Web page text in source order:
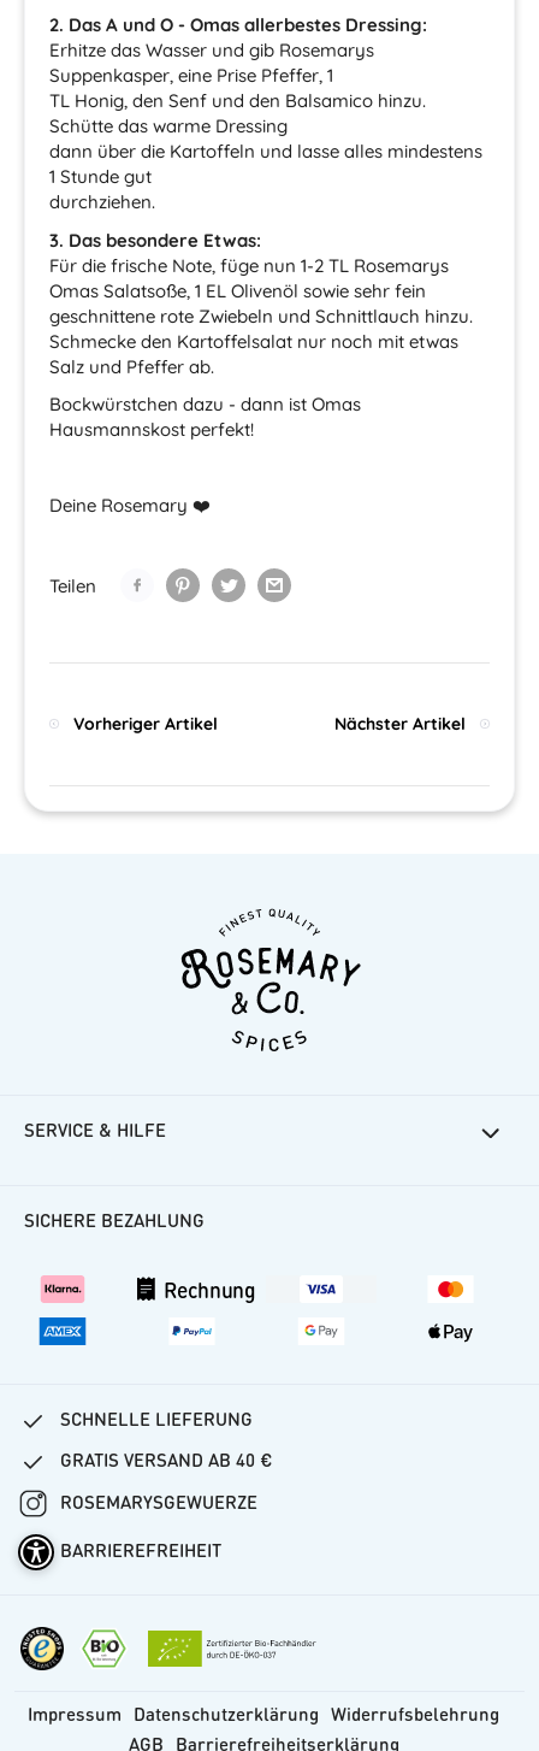
2. Das A und O - Omas allerbestes Dressing:
Erhitze das Wasser und gib Rosemarys
Suppenkasper, eine Prise Pfeffer, 1
TL Honig, den Senf und den Balsamico hinzu.
Schütte das warme Dressing
dann über die Kartoffeln und lasse alles mindestens
1 Stunde gut
durchziehen.
3. Das besondere Etwas:
Für die frische Note, füge nun 1-2 TL Rosemarys
Omas Salatsoße, 1 EL Olivenöl sowie sehr fein
geschnittene rote Zwiebeln und Schnittlauch hinzu.
Schmecke den Kartoffelsalat nur noch mit etwas
Salz und Pfeffer ab.
Bockwürstchen dazu - dann ist Omas
Hausmannskost perfekt!
Deine Rosemary ❤️
Teilen
Vorheriger Artikel Nächster Artikel
SERVICE & HILFE
Versand
Vertrag widerrufen
SICHERE BEZAHLUNG
Rechnung
SCHNELLE LIEFERUNG
GRATIS VERSAND AB 40 €
ROSEMARYSGEWUERZE
BARRIEREFREIHEIT
Impressum Datenschutzerklärung
Widerrufsbelehrung
AGB
Barrierefreiheitserklärung